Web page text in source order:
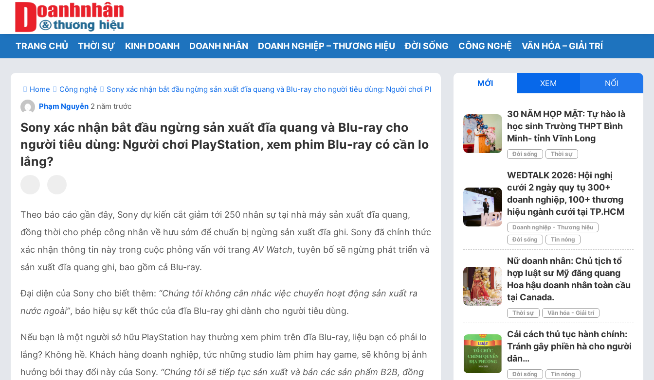
TRANG CHỦ THỜI SỰ KINH DOANH DOANH NHÂN DOANH NGHIỆP – THƯƠNG HIỆU ĐỜI SỐNG CÔNG NGHỆ VĂN HÓA – GIẢI TRÍ
Home Công nghệ
Sony xác nhận bắt đầu ngừng sản xuất đĩa quang và Blu-ray cho người tiêu dùng: Người chơi PlayStation, xem phim Blu-ray có cần lo lắng?
Phạm Nguyễn 2 năm trước
Sony xác nhận bắt đầu ngừng sản xuất đĩa quang và Blu-ray cho
người tiêu dùng: Người chơi PlayStation, xem phim Blu-ray có cần lo
lắng?
Theo báo cáo gần đây, Sony dự kiến cắt giảm tới 250 nhân sự tại nhà máy sản xuất đĩa quang,
đồng thời cho phép công nhân về hưu sớm để chuẩn bị ngừng sản xuất đĩa ghi. Sony đã chính thức
xác nhận thông tin này trong cuộc phỏng vấn với trang AV Watch, tuyên bố sẽ ngừng phát triển và
sản xuất đĩa quang ghi, bao gồm cả Blu-ray.
Đại diện của Sony cho biết thêm: “Chúng tôi không cân nhắc việc chuyển hoạt động sản xuất ra
nước ngoài”, báo hiệu sự kết thúc của đĩa Blu-ray ghi dành cho người tiêu dùng.
Nếu bạn là một người sở hữu PlayStation hay thường xem phim trên đĩa Blu-ray, liệu bạn có phải lo
lắng? Không hề. Khách hàng doanh nghiệp, tức những studio làm phim hay game, sẽ không bị ảnh
hưởng bởi thay đổi này của Sony. “Chúng tôi sẽ tiếp tục sản xuất và bán các sản phẩm B2B, đồng
MỚI XEM NỔI
30 NĂM HỌP MẶT: Tự hào là
học sinh Trường THPT Bình
Minh- tỉnh Vĩnh Long
Đời sống Thời sự
WEDTALK 2026: Hội nghị
cưới 2 ngày quy tụ 300+
doanh nghiệp, 100+ thương
hiệu ngành cưới tại TP.HCM
Doanh nghiệp - Thương hiệu
Đời sống
Tin nóng
Nữ doanh nhân: Chủ tịch tổ
hợp luật sư Mỹ đăng quang
Hoa hậu doanh nhân toàn cầu
tại Canada.
Thời sự Văn hóa - Giải trí
Cải cách thủ tục hành chính:
Tránh gây phiền hà cho người
dân…
Đời sống Tin nóng